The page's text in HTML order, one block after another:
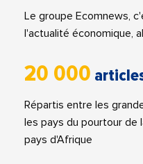
Le groupe Ecomnews,
l'actualité économique,
20 000
Répartis entre les
les pays du pourtour de
pays d'Afrique